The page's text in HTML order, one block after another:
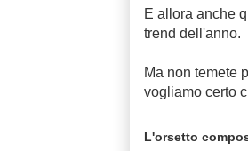
E allora anche
trend dell'anno.
Ma non temete
vogliamo certo
L'orsetto